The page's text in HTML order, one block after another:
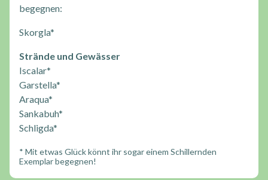
begegnen:
Skorgla*
Strände und Gewässer
Iscalar*
Garstella*
Araqua*
Sankabuh*
Schligda*
* Mit etwas Glück könnt ihr sogar einem Schillernden
Exemplar begegnen!